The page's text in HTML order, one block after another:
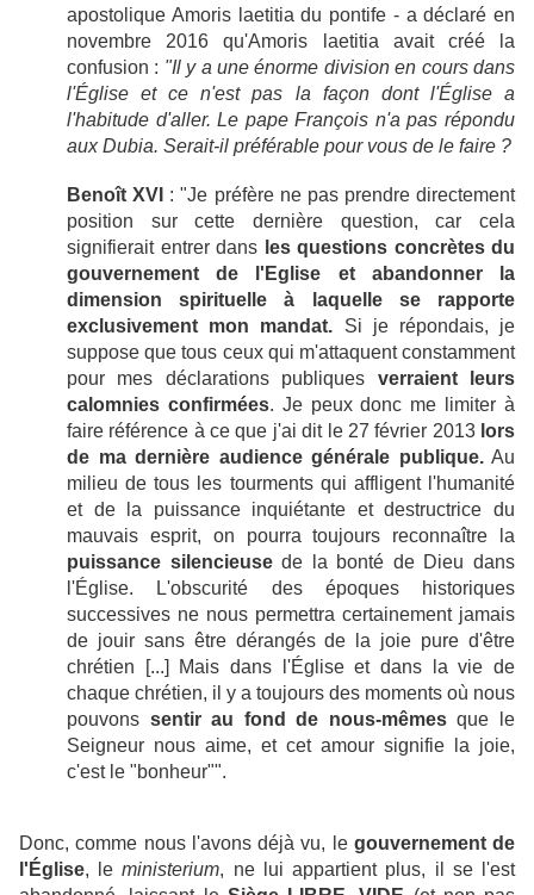
apostolique Amoris laetitia du pontife - a déclaré en
novembre 2016 qu'Amoris laetitia avait créé la
confusion : "Il y a une énorme division en cours dans
l'Église et ce n'est pas la façon dont l'Église a
l'habitude d'aller. Le pape François n'a pas répondu
aux Dubia. Serait-il préférable pour vous de le faire ?
Benoît XVI : "Je préfère ne pas prendre directement
position sur cette dernière question, car cela
signifierait entrer dans les questions concrètes du
gouvernement de l'Eglise et abandonner la
dimension spirituelle à laquelle se rapporte
exclusivement mon mandat. Si je répondais, je
suppose que tous ceux qui m'attaquent constamment
pour mes déclarations publiques verraient leurs
calomnies confirmées. Je peux donc me limiter à
faire référence à ce que j'ai dit le 27 février 2013 lors
de ma dernière audience générale publique.Au
milieu de tous les tourments qui affligent l'humanité
et de la puissance inquiétante et destructrice du
mauvais esprit, on pourra toujours reconnaître la
puissance silencieusede la bonté de Dieu dans
l'Église. L'obscurité des époques historiques
successives ne nous permettra certainement jamais
de jouir sans être dérangés de la joie pure d'être
chrétien [...] Mais dans l'Église et dans la vie de
chaque chrétien, il y a toujours des moments où nous
pouvons sentir au fond de nous-mêmesque le
Seigneur nous aime, et cet amour signifie la joie,
c'est le "bonheur"".
Donc, comme nous l'avons déjà vu, le gouvernement de
l'Église, leministerium, ne lui appartient plus, il se l'est